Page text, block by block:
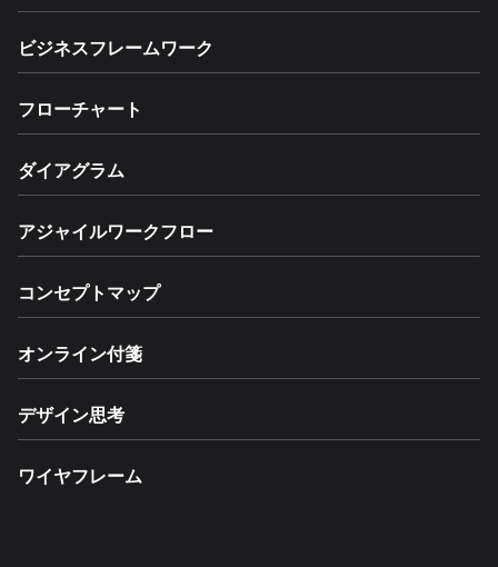
ビジネスフレームワーク
フローチャート
ダイアグラム
アジャイルワークフロー
コンセプトマップ
オンライン付箋
デザイン思考
ワイヤフレーム